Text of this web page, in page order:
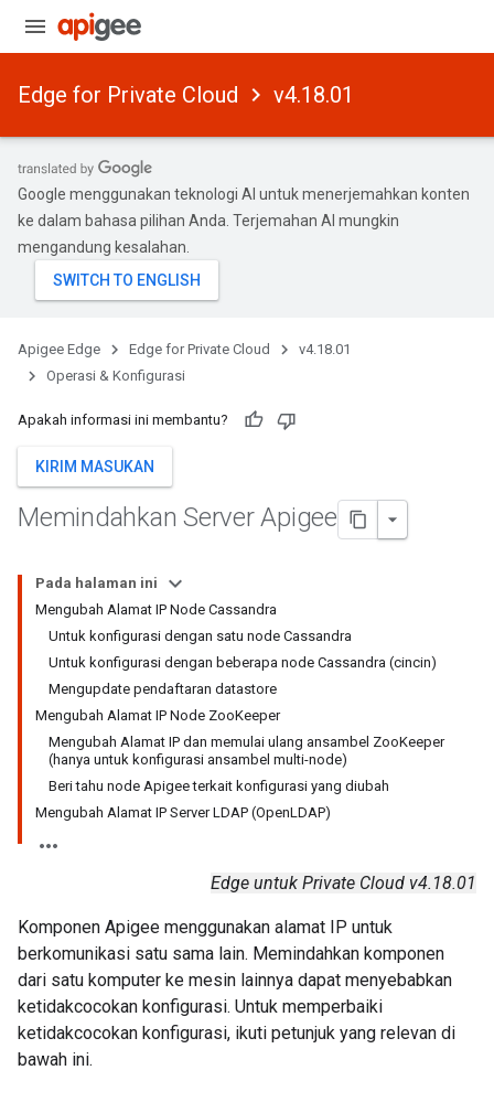
Edge for Private Cloud v4.18.01
Google menggunakan teknologi AI untuk menerjemahkan konten
ke dalam bahasa pilihan Anda. Terjemahan AI mungkin
mengandung kesalahan.
Apigee Edge Edge for Private Cloud
v4.18.01
Operasi & Konfigurasi
Apakah informasi ini membantu?
KIRIM MASUKAN
Memindahkan Server Apigee
Pada halaman ini
Mengubah Alamat IP Node Cassandra
Untuk konfigurasi dengan satu node Cassandra
Untuk konfigurasi dengan beberapa node Cassandra (cincin)
Mengupdate pendaftaran datastore
Mengubah Alamat IP Node ZooKeeper
Mengubah Alamat IP dan memulai ulang ansambel ZooKeeper
(hanya untuk konfigurasi ansambel multi-node)
Beri tahu node Apigee terkait konfigurasi yang diubah
Mengubah Alamat IP Server LDAP (OpenLDAP)
Edge untuk Private Cloud v4.18.01
Komponen Apigee menggunakan alamat IP untuk
berkomunikasi satu sama lain. Memindahkan komponen
dari satu komputer ke mesin lainnya dapat menyebabkan
ketidakcocokan konfigurasi. Untuk memperbaiki
ketidakcocokan konfigurasi, ikuti petunjuk yang relevan di
bawah ini.